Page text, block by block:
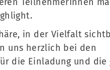
in der Vielfalt
uns herzlich bei den
die Einladung und die